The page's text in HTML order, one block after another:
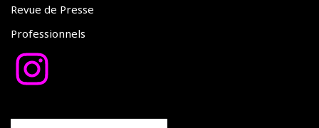
Revue de Presse
Professionnels